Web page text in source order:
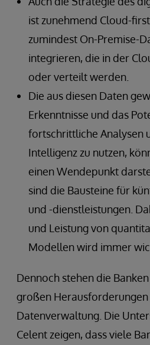
ist zunehmend Cloud-
zumindest On-Premise-
integrieren, die in der
oder verteilt werden.
Die aus diesen Daten
Erkenntnisse und das
fortschrittliche Analysen
Intelligenz zu nutzen,
einen Wendepunkt
sind die Bausteine für
und -dienstleistungen.
und Leistung von
Modellen wird immer
Dennoch stehen die
großen
Datenverwaltung. Die
Celent zeigen, dass viele